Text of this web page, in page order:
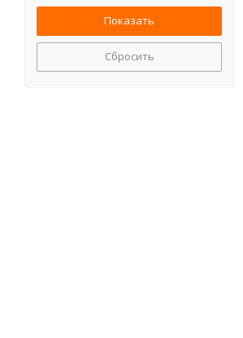
Сбросить